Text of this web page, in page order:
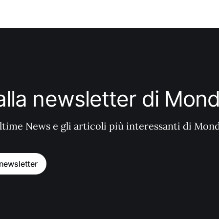
newsletter di
News e gli articoli più interessanti di